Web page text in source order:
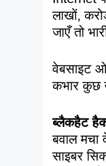
लाखों,
जाएँ तो
वेबसाइट
कभार कुछ
ब्लैकहैट
बवाल
साइबर